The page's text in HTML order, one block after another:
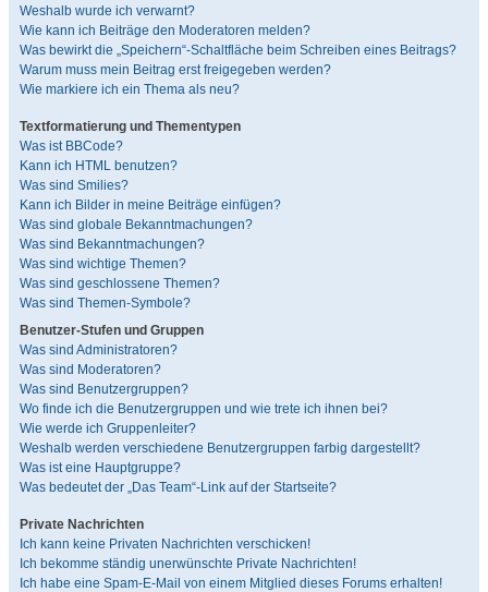
Weshalb wurde ich verwarnt?
Wie kann ich Beiträge den Moderatoren melden?
Was bewirkt die „Speichern“-Schaltfläche beim Schreiben eines Beitrags?
Warum muss mein Beitrag erst freigegeben werden?
Wie markiere ich ein Thema als neu?
Textformatierung und Thementypen
Was ist BBCode?
Kann ich HTML benutzen?
Was sind Smilies?
Kann ich Bilder in meine Beiträge einfügen?
Was sind globale Bekanntmachungen?
Was sind Bekanntmachungen?
Was sind wichtige Themen?
Was sind geschlossene Themen?
Was sind Themen-Symbole?
Benutzer-Stufen und Gruppen
Was sind Administratoren?
Was sind Moderatoren?
Was sind Benutzergruppen?
Wo finde ich die Benutzergruppen und wie trete ich ihnen bei?
Wie werde ich Gruppenleiter?
Weshalb werden verschiedene Benutzergruppen farbig dargestellt?
Was ist eine Hauptgruppe?
Was bedeutet der „Das Team“-Link auf der Startseite?
Private Nachrichten
Ich kann keine Privaten Nachrichten verschicken!
Ich bekomme ständig unerwünschte Private Nachrichten!
Ich habe eine Spam-E-Mail von einem Mitglied dieses Forums erhalten!